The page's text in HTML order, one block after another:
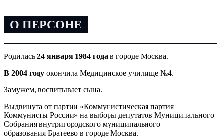
О ПЕРСОНЕ
Родилась 24 января 1984 года в городе Москва.
В 2004 году окончила Медицинское училище №4.
Замужем, воспитывает сына.
Выдвинута от партии «Коммунистическая партия
Коммунисты России» на выборы депутатов Муниципального
Собрания внутригородского муниципального
образования Братеево в городе Москва.